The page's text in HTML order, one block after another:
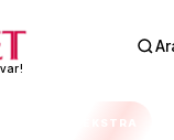
EKSTRA